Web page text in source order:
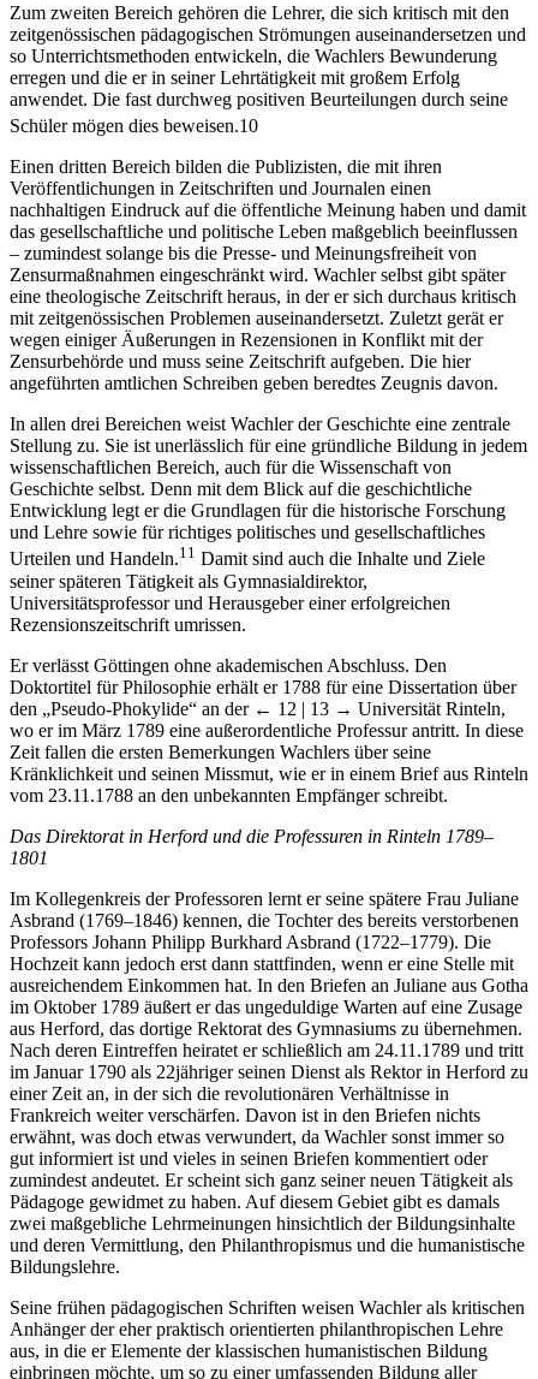
Zum zweiten Bereich gehören die Lehrer, die sich kritisch mit den
zeitgenössischen pädagogischen Strömungen auseinandersetzen und
so Unterrichtsmethoden entwickeln, die Wachlers Bewunderung
erregen und die er in seiner Lehrtätigkeit mit großem Erfolg
anwendet. Die fast durchweg positiven Beurteilungen durch seine
Schüler mögen dies beweisen.10
Einen dritten Bereich bilden die Publizisten, die mit ihren
Veröffentlichungen in Zeitschriften und Journalen einen
nachhaltigen Eindruck auf die öffentliche Meinung haben und damit
das gesellschaftliche und politische Leben maßgeblich beeinflussen
– zumindest solange bis die Presse- und Meinungsfreiheit von
Zensurmaßnahmen eingeschränkt wird. Wachler selbst gibt später
eine theologische Zeitschrift heraus, in der er sich durchaus kritisch
mit zeitgenössischen Problemen auseinandersetzt. Zuletzt gerät er
wegen einiger Äußerungen in Rezensionen in Konflikt mit der
Zensurbehörde und muss seine Zeitschrift aufgeben. Die hier
angeführten amtlichen Schreiben geben beredtes Zeugnis davon.
In allen drei Bereichen weist Wachler der Geschichte eine zentrale
Stellung zu. Sie ist unerlässlich für eine gründliche Bildung in jedem
wissenschaftlichen Bereich, auch für die Wissenschaft von
Geschichte selbst. Denn mit dem Blick auf die geschichtliche
Entwicklung legt er die Grundlagen für die historische Forschung
und Lehre sowie für richtiges politisches und gesellschaftliches
Urteilen und Handeln.11 Damit sind auch die Inhalte und Ziele
seiner späteren Tätigkeit als Gymnasialdirektor,
Universitätsprofessor und Herausgeber einer erfolgreichen
Rezensionszeitschrift umrissen.
Er verlässt Göttingen ohne akademischen Abschluss. Den
Doktortitel für Philosophie erhält er 1788 für eine Dissertation über
den „Pseudo-Phokylide“ an der ← 12 | 13 → Universität Rinteln,
wo er im März 1789 eine außerordentliche Professur antritt. In diese
Zeit fallen die ersten Bemerkungen Wachlers über seine
Kränklichkeit und seinen Missmut, wie er in einem Brief aus Rinteln
vom 23.11.1788 an den unbekannten Empfänger schreibt.
Das Direktorat in Herford und die Professuren in Rinteln 1789–
1801
Im Kollegenkreis der Professoren lernt er seine spätere Frau Juliane
Asbrand (1769–1846) kennen, die Tochter des bereits verstorbenen
Professors Johann Philipp Burkhard Asbrand (1722–1779). Die
Hochzeit kann jedoch erst dann stattfinden, wenn er eine Stelle mit
ausreichendem Einkommen hat. In den Briefen an Juliane aus Gotha
im Oktober 1789 äußert er das ungeduldige Warten auf eine Zusage
aus Herford, das dortige Rektorat des Gymnasiums zu übernehmen.
Nach deren Eintreffen heiratet er schließlich am 24.11.1789 und tritt
im Januar 1790 als 22jähriger seinen Dienst als Rektor in Herford zu
einer Zeit an, in der sich die revolutionären Verhältnisse in
Frankreich weiter verschärfen. Davon ist in den Briefen nichts
erwähnt, was doch etwas verwundert, da Wachler sonst immer so
gut informiert ist und vieles in seinen Briefen kommentiert oder
zumindest andeutet. Er scheint sich ganz seiner neuen Tätigkeit als
Pädagoge gewidmet zu haben. Auf diesem Gebiet gibt es damals
zwei maßgebliche Lehrmeinungen hinsichtlich der Bildungsinhalte
und deren Vermittlung, den Philanthropismus und die humanistische
Bildungslehre.
Seine frühen pädagogischen Schriften weisen Wachler als kritischen
Anhänger der eher praktisch orientierten philanthropischen Lehre
aus, in die er Elemente der klassischen humanistischen Bildung
einbringen möchte, um so zu einer umfassenden Bildung aller